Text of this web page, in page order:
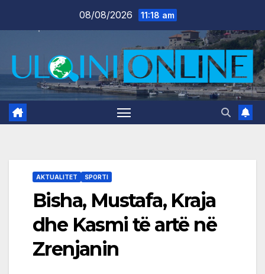
08/08/2026 11:18 am
AKTUALITET SPORTI
Bisha, Mustafa, Kraja
dhe Kasmi të artë në
Zrenjanin